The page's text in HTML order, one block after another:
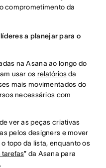
comprometimento da
a planejar para o
na Asana ao longo do
usar os relatóriosda
mais movimentados do
necessários com
ver as peças criativas
pelos designers e mover
topo da lista, enquanto os
tarefas” da Asana para